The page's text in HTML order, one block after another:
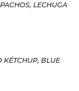
LECHUGA
KÉTCHUP, BLUE